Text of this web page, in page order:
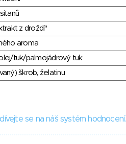
z droždí"
aroma
tuk/palmojádrový tuk
škrob, želatinu
se na náš systém hodnocení.